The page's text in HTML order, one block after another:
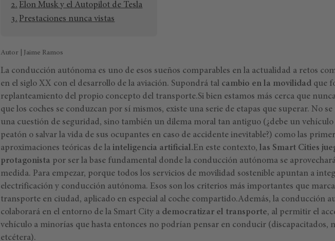
Elon Musk y el Autopilot de Tesla
Prestaciones nunca vistas
Autor | Jaime Ramos
La conducción autónoma es uno de esos sueños comparables en la actualidad a retos
en el siglo XX con el desarrollo de la aviación. Supondrá tal cambio en la movilidad que
replanteamiento del propio concepto del transporte.Si bien estamos más cerca que
que los coches se conduzcan por sí mismos, existe una serie de etapas que superar. No
una cuestión de seguridad, sino también un dilema moral tan antiguo (¿debe un
peatón o salvar la vida de sus ocupantes en caso de accidente inevitable?) como las
aproximaciones teóricas de la inteligencia artificial.En este contexto, las Smart Cities
protagonista por ser la base fundamental donde la conducción autónoma se
medida. Para empezar, porque todos los servicios de movilidad sostenible apuntan a
electrificación y conducción autónoma. Esos son los criterios más importantes que
transporte en ciudad, aplicado en especial al coche compartido.Además, la conducción
colaborará en el entorno de la Smart City a democratizar el transporte, al permitir el
vehículo a minorías que hasta entonces no podrían pensar en conducir (discapacitados,
etcétera).